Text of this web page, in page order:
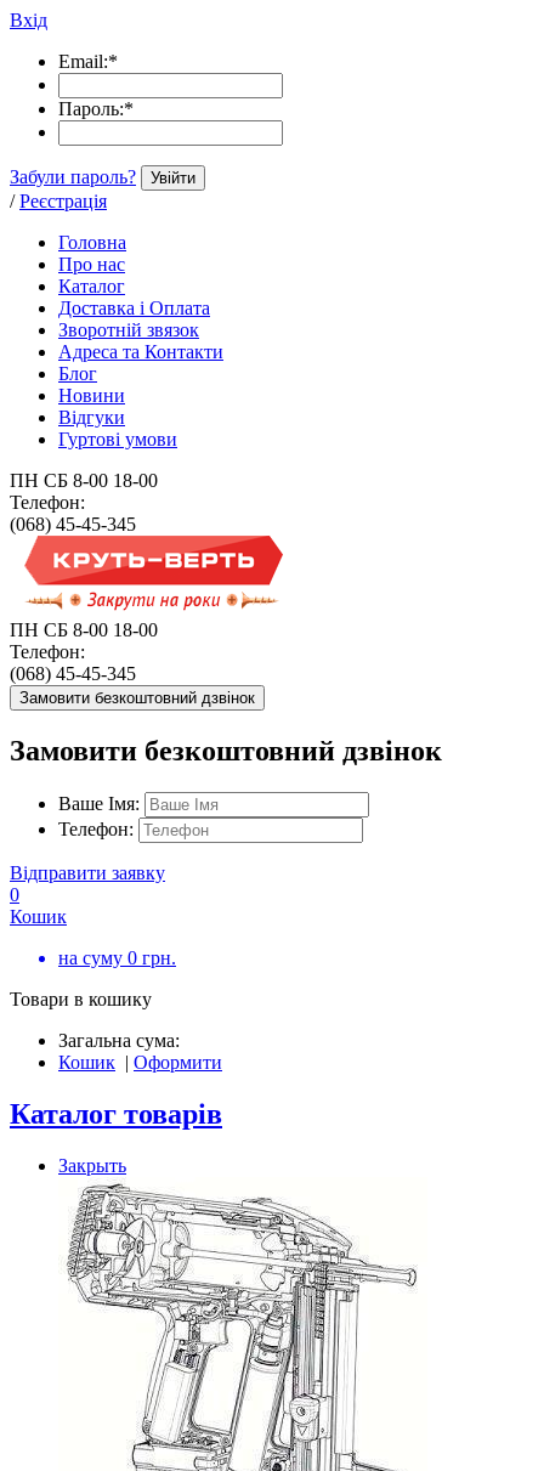
Вхід
Email:*
Пароль:*
Забули пароль? Увійти
/ Реєстрація
Головна
Про нас
Каталог
Доставка і Оплата
Зворотній звязок
Адреса та Контакти
Блог
Новини
Відгуки
Гуртові умови
ПН СБ 8-00 18-00
Телефон:
(068) 45-45-345
ПН СБ 8-00 18-00
Телефон:
(068) 45-45-345
Замовити безкоштовний дзвінок
Замовити безкоштовний дзвінок
Ваше Імя:
Телефон:
Відправити заявку
0
Кошик
на суму 0 грн.
Товари в кошику
Загальна сума:
Кошик | Оформити
Каталог товарів
Закрыть